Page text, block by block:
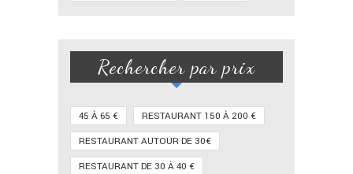
Rechercher par prix
45 À 65 €
RESTAURANT 150 À 200 €
RESTAURANT AUTOUR DE 30€
RESTAURANT DE 30 À 40 €